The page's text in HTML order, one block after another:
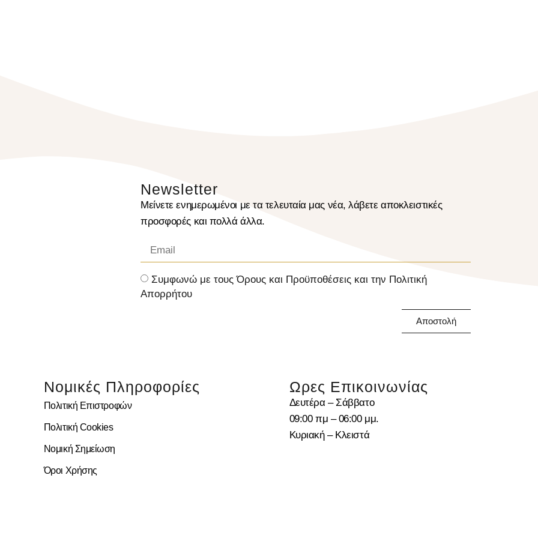
Newsletter
Μείνετε ενημερωμένοι με τα τελευταία μας νέα, λάβετε αποκλειστικές
προσφορές και πολλά άλλα.
Συμφωνώ με τους Όρους και Προϋποθέσεις και την Πολιτική
Απορρήτου
Αποστολή
Νομικές Πληροφορίες
Πολιτική Επιστροφών
Πολιτική Cookies
Νομική Σημείωση
Όροι Χρήσης
Ωρες Επικοινωνίας
Δευτέρα – Σάββατο
09:00 πμ – 06:00 μμ.
Κυριακή – Κλειστά